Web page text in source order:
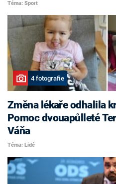
Téma: Sport
4 fotografie
Změna lékaře odhalila
Pomoc dvouapůlleté
Váňa
Téma: Lidé